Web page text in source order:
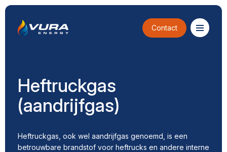
Contact
Heftruckgas
(aandrijfgas)
Heftruckgas, ook wel aandrijfgas genoemd, is een
betrouwbare brandstof voor heftrucks en andere interne